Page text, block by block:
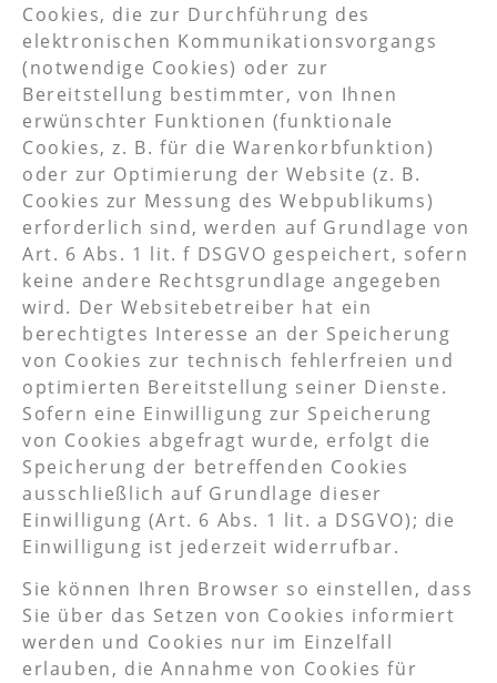
Cookies, die zur Durchführung des
elektronischen Kommunikationsvorgangs
(notwendige Cookies) oder zur
Bereitstellung bestimmter, von Ihnen
erwünschter Funktionen (funktionale
Cookies, z. B. für die Warenkorbfunktion)
oder zur Optimierung der Website (z. B.
Cookies zur Messung des Webpublikums)
erforderlich sind, werden auf Grundlage von
Art. 6 Abs. 1 lit. f DSGVO gespeichert, sofern
keine andere Rechtsgrundlage angegeben
wird. Der Websitebetreiber hat ein
berechtigtes Interesse an der Speicherung
von Cookies zur technisch fehlerfreien und
optimierten Bereitstellung seiner Dienste.
Sofern eine Einwilligung zur Speicherung
von Cookies abgefragt wurde, erfolgt die
Speicherung der betreffenden Cookies
ausschließlich auf Grundlage dieser
Einwilligung (Art. 6 Abs. 1 lit. a DSGVO); die
Einwilligung ist jederzeit widerrufbar.
Sie können Ihren Browser so einstellen, dass
Sie über das Setzen von Cookies informiert
werden und Cookies nur im Einzelfall
erlauben, die Annahme von Cookies für